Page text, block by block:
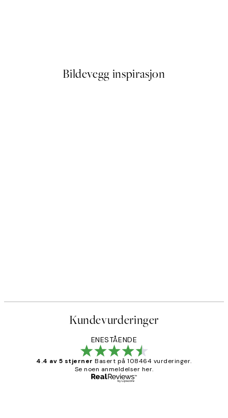
Bildevegg inspirasjon
Kundevurderinger
ENESTÅENDE
4.4 av 5 stjerner Basert på 108464 vurderinger.
Se noen anmeldelser her.